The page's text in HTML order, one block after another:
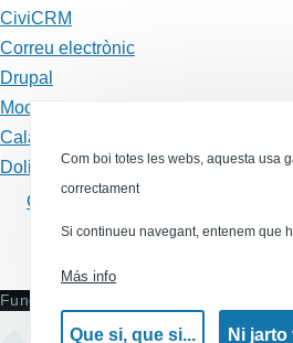
Dolibarr
CiviCRM
Correu electrònic
Drupal
Moodle
Calaix de sastre
Dolibarr
Com canviar la contrasenya
Canal RSS
Funciona con
Com boi totes les webs, aquesta usa
correctament
Si continueu navegant, entenem que
Más info
Que si, que si... Ni